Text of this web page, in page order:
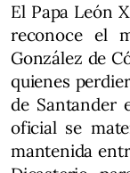
El Papa León
reconoce el
González de
quienes
de Santander
oficial se
mantenida